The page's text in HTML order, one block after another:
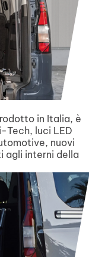
in Italia, è
Tech, luci LED
nuovi
agli interni della